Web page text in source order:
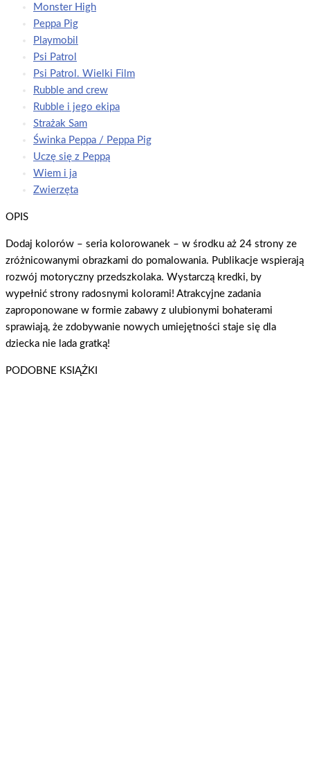
Monster High
Peppa Pig
Playmobil
Psi Patrol
Psi Patrol. Wielki Film
Rubble and crew
Rubble i jego ekipa
Strażak Sam
Świnka Peppa / Peppa Pig
Uczę się z Peppą
Wiem i ja
Zwierzęta
OPIS
Dodaj kolorów – seria kolorowanek – w środku aż 24 strony ze
zróżnicowanymi obrazkami do pomalowania. Publikacje wspierają
rozwój motoryczny przedszkolaka. Wystarczą kredki, by
wypełnić strony radosnymi kolorami! Atrakcyjne zadania
zaproponowane w formie zabawy z ulubionymi bohaterami
sprawiają, że zdobywanie nowych umiejętności staje się dla
dziecka nie lada gratką!
PODOBNE KSIĄŻKI